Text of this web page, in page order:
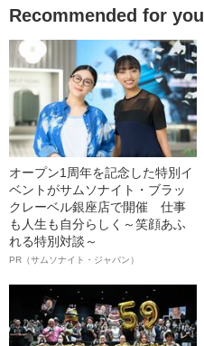
Recommended for you
オープン1周年を記念した特別イ
ベントがサムソナイト・ブラッ
クレーベル銀座店で開催 仕事
も人生も自分らしく～笑顔あふ
れる特別対談～
PR（サムソナイト・ジャパン）